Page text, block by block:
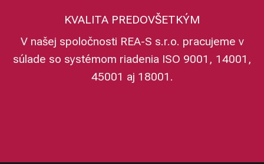
KVALITA PREDOVŠETKÝM
V našej spoločnosti REA-S s.r.o. pracujeme v
súlade so systémom riadenia ISO 9001, 14001,
45001 aj 18001.